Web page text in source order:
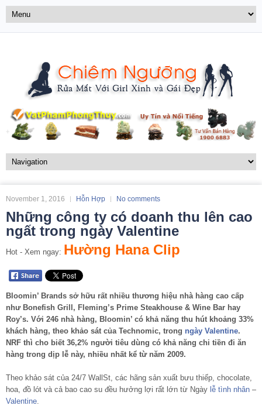
November 1, 2016 Hỗn Hợp No comments
Những công ty có doanh thu lên cao
ngất trong ngày Valentine
Hot - Xem ngay: Hường Hana Clip
Bloomin’ Brands sở hữu rất nhiều thương hiệu nhà hàng cao cấp
như Bonefish Grill, Fleming’s Prime Steakhouse & Wine Bar hay
Roy’s. Với 246 nhà hàng, Bloomin’ có khả năng thu hút khoảng 33%
khách hàng, theo khảo sát của Technomic, trong ngày Valentine.
NRF thì cho biết 36,2% người tiêu dùng có khả năng chi tiền đi ăn
hàng trong dịp lễ này, nhiều nhất kể từ năm 2009.
Theo khảo sát của 24/7 WallSt, các hãng sản xuất bưu thiếp, chocolate,
hoa, đồ lót và cả bao cao su đều hưởng lợi rất lớn từ Ngày lễ tình nhân –
Valentine.